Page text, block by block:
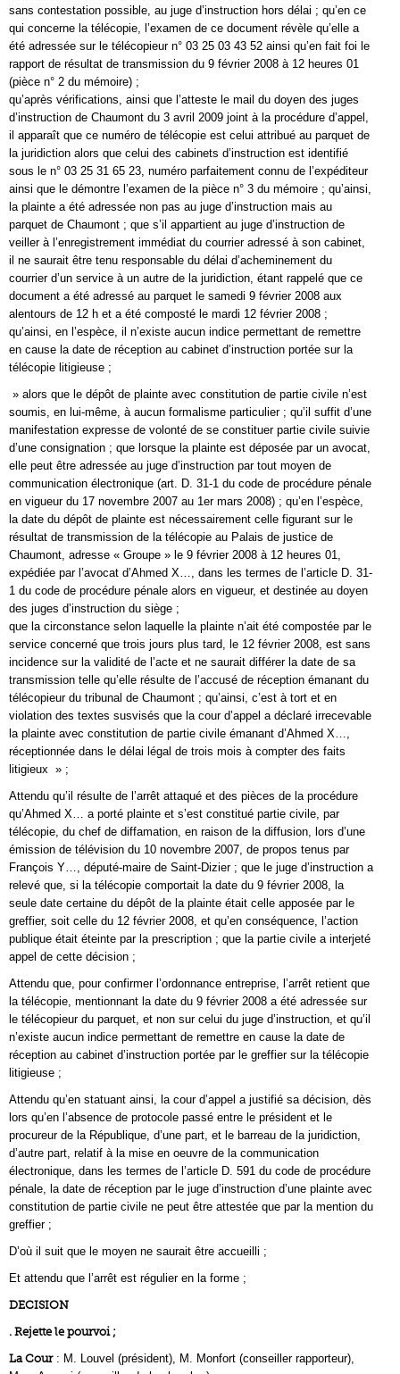
sans contestation possible, au juge d’instruction hors délai ; qu’en ce
qui concerne la télécopie, l’examen de ce document révèle qu’elle a
été adressée sur le télécopieur n° 03 25 03 43 52 ainsi qu’en fait foi le
rapport de résultat de transmission du 9 février 2008 à 12 heures 01
(pièce n° 2 du mémoire) ;
qu’après vérifications, ainsi que l’atteste le mail du doyen des juges
d’instruction de Chaumont du 3 avril 2009 joint à la procédure d’appel,
il apparaît que ce numéro de télécopie est celui attribué au parquet de
la juridiction alors que celui des cabinets d’instruction est identifié
sous le n° 03 25 31 65 23, numéro parfaitement connu de l’expéditeur
ainsi que le démontre l’examen de la pièce n° 3 du mémoire ; qu’ainsi,
la plainte a été adressée non pas au juge d’instruction mais au
parquet de Chaumont ; que s’il appartient au juge d’instruction de
veiller à l’enregistrement immédiat du courrier adressé à son cabinet,
il ne saurait être tenu responsable du délai d’acheminement du
courrier d’un service à un autre de la juridiction, étant rappelé que ce
document a été adressé au parquet le samedi 9 février 2008 aux
alentours de 12 h et a été composté le mardi 12 février 2008 ;
qu’ainsi, en l’espèce, il n’existe aucun indice permettant de remettre
en cause la date de réception au cabinet d’instruction portée sur la
télécopie litigieuse ;
» alors que le dépôt de plainte avec constitution de partie civile n’est
soumis, en lui-même, à aucun formalisme particulier ; qu’il suffit d’une
manifestation expresse de volonté de se constituer partie civile suivie
d’une consignation ; que lorsque la plainte est déposée par un avocat,
elle peut être adressée au juge d’instruction par tout moyen de
communication électronique (art. D. 31-1 du code de procédure pénale
en vigueur du 17 novembre 2007 au 1er mars 2008) ; qu’en l’espèce,
la date du dépôt de plainte est nécessairement celle figurant sur le
résultat de transmission de la télécopie au Palais de justice de
Chaumont, adresse « Groupe » le 9 février 2008 à 12 heures 01,
expédiée par l’avocat d’Ahmed X…, dans les termes de l’article D. 31-
1 du code de procédure pénale alors en vigueur, et destinée au doyen
des juges d’instruction du siège ;
que la circonstance selon laquelle la plainte n’ait été compostée par le
service concerné que trois jours plus tard, le 12 février 2008, est sans
incidence sur la validité de l’acte et ne saurait différer la date de sa
transmission telle qu’elle résulte de l’accusé de réception émanant du
télécopieur du tribunal de Chaumont ; qu’ainsi, c’est à tort et en
violation des textes susvisés que la cour d’appel a déclaré irrecevable
la plainte avec constitution de partie civile émanant d’Ahmed X…,
réceptionnée dans le délai légal de trois mois à compter des faits
litigieux » ;
Attendu qu’il résulte de l’arrêt attaqué et des pièces de la procédure
qu’Ahmed X… a porté plainte et s’est constitué partie civile, par
télécopie, du chef de diffamation, en raison de la diffusion, lors d’une
émission de télévision du 10 novembre 2007, de propos tenus par
François Y…, député-maire de Saint-Dizier ; que le juge d’instruction a
relevé que, si la télécopie comportait la date du 9 février 2008, la
seule date certaine du dépôt de la plainte était celle apposée par le
greffier, soit celle du 12 février 2008, et qu’en conséquence, l’action
publique était éteinte par la prescription ; que la partie civile a interjeté
appel de cette décision ;
Attendu que, pour confirmer l’ordonnance entreprise, l’arrêt retient que
la télécopie, mentionnant la date du 9 février 2008 a été adressée sur
le télécopieur du parquet, et non sur celui du juge d’instruction, et qu’il
n’existe aucun indice permettant de remettre en cause la date de
réception au cabinet d’instruction portée par le greffier sur la télécopie
litigieuse ;
Attendu qu’en statuant ainsi, la cour d’appel a justifié sa décision, dès
lors qu’en l’absence de protocole passé entre le président et le
procureur de la République, d’une part, et le barreau de la juridiction,
d’autre part, relatif à la mise en oeuvre de la communication
électronique, dans les termes de l’article D. 591 du code de procédure
pénale, la date de réception par le juge d’instruction d’une plainte avec
constitution de partie civile ne peut être attestée que par la mention du
greffier ;
D’où il suit que le moyen ne saurait être accueilli ;
Et attendu que l’arrêt est régulier en la forme ;
DECISION
. Rejette le pourvoi ;
La Cour: M. Louvel (président), M. Monfort (conseiller rapporteur),